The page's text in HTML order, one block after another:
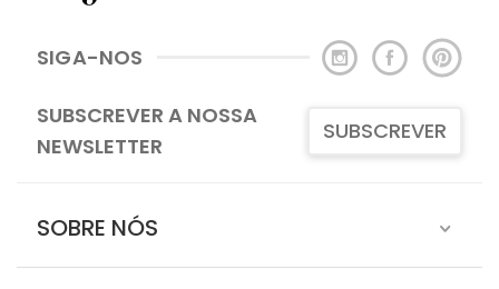
SIGA-NOS
SUBSCREVER A NOSSA
NEWSLETTER
SUBSCREVER
SOBRE NÓS